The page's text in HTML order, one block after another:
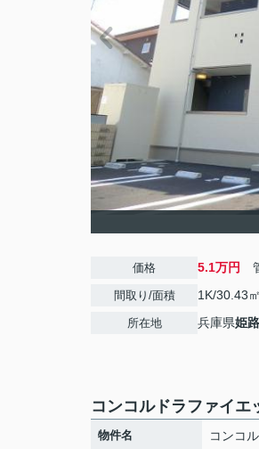
価格 5.1万円
間取り/面積 1K/30.43㎡
所在地 兵庫県姫
コンコルドラファイ
物件名 コンコ